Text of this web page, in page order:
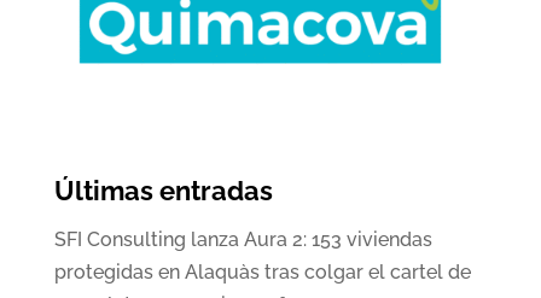
Últimas entradas
SFI Consulting lanza Aura 2: 153 viviendas
protegidas en Alaquàs tras colgar el cartel de